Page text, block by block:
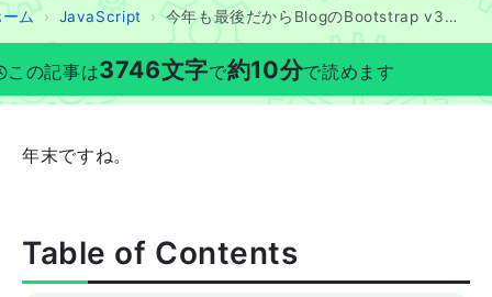
ーム JavaScript 今年も最後だからBlogのBootstrap v3を何とかする
この記事は3746文字で約10分で読めます
年末ですね。
Table of Contents